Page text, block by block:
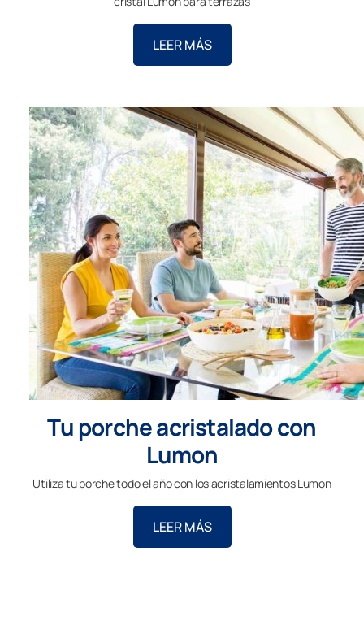
LEER MÁS
Tu porche acristalado con
Lumon
Utiliza tu porche todo el año con los acristalamientos Lumon
LEER MÁS